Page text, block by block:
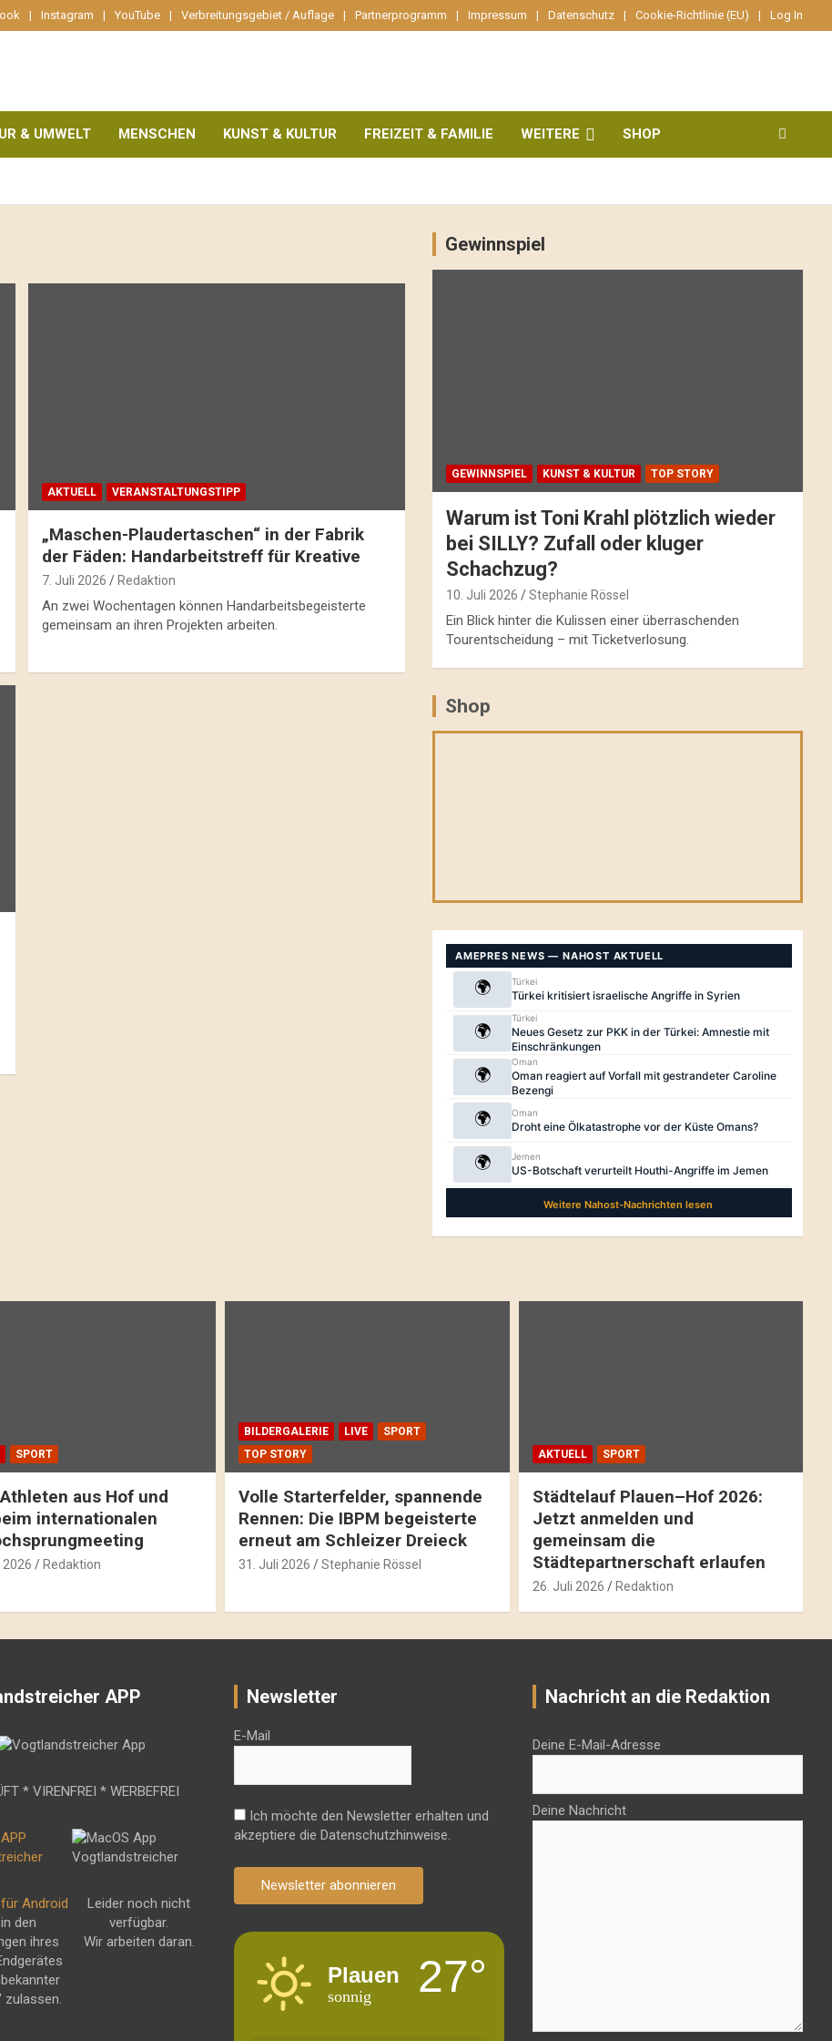
Instagram YouTube Verbreitungsgebiet / Auflage Partnerprogramm Impressum Datenschutz Cookie-Richtlinie (EU) Log In
& UMWELT MENSCHEN KUNST & KULTUR FREIZEIT & FAMILIE WEITERE SHOP
AKTUELL VERANSTALTUNGSTIPP
„Maschen-Plaudertaschen“ in der Fabrik
der Fäden: Handarbeitstreff für Kreative
7. Juli 2026 Redaktion
An zwei Wochentagen können Handarbeitsbegeisterte
gemeinsam an ihren Projekten arbeiten.
Gewinnspiel
GEWINNSPIEL KUNST & KULTUR TOP STORY
Warum ist Toni Krahl plötzlich wieder
bei SILLY? Zufall oder kluger
Schachzug?
10. Juli 2026 Stephanie Rössel
Ein Blick hinter die Kulissen einer überraschenden
Tourentscheidung – mit Ticketverlosung.
Shop
SPORT
aus Hof und
internationalen
2026 Redaktion
BILDERGALERIE LIVE
SPORT
TOP STORY
Volle Starterfelder, spannende
Rennen: Die IBPM begeisterte
erneut am Schleizer Dreieck
31. Juli 2026 Stephanie Rössel
AKTUELL SPORT
Städtelauf Plauen–Hof 2026:
Jetzt anmelden und
gemeinsam die
Städtepartnerschaft erlaufen
26. Juli 2026 Redaktion
APP
* VIRENFREI * WERBEFREI
Android
den
ihres
Leider noch nicht
verfügbar.
Wir arbeiten daran.
Newsletter
E-Mail
Ich möchte den Newsletter erhalten und
akzeptiere die Datenschutzhinweise.
Newsletter abonnieren
Plauen
sonnig 27°
Nachricht an die Redaktion
Deine E-Mail-Adresse
Deine Nachricht